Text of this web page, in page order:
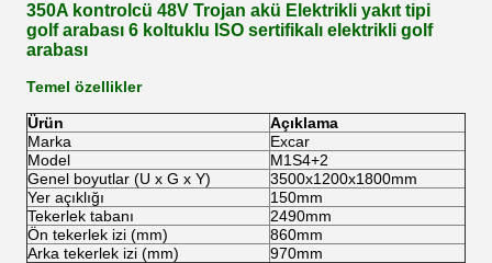
350A kontrolcü 48V Trojan akü Elektrikli yakıt tipi
golf arabası 6 koltuklu ISO sertifikalı elektrikli golf
arabası
Temel özellikler
Ürün
Açıklama
Marka
Excar
Model
M1S4+2
Genel boyutlar (U x G x Y)
3500x1200x1800mm
Yer açıklığı
150mm
Tekerlek tabanı
2490mm
Ön tekerlek izi (mm)
860mm
Arka tekerlek izi (mm)
970mm